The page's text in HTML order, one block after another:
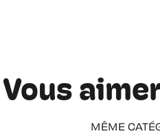
Vous
MÊME